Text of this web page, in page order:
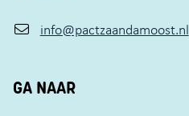
info@pactzaandamoost.nl
GA NAAR